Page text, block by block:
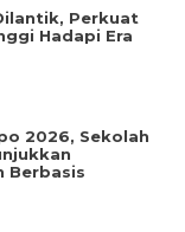
Perkuat
Hadapi Era
2026, Sekolah
Berbasis